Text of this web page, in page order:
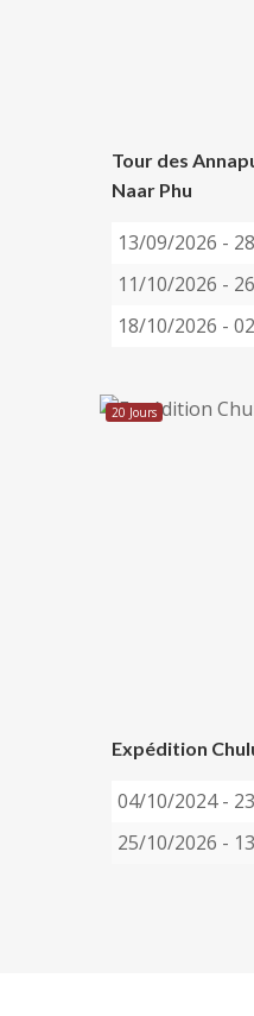
Tour des
Naar Phu
13/09/2026 -
11/10/2026 -
18/10/2026 -
20 Jours
Expédition
04/10/2024 -
25/10/2026 -